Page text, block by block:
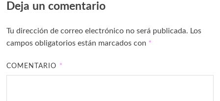
Deja un comentario
Tu dirección de correo electrónico no será publicada. Los
campos obligatorios están marcados con *
COMENTARIO *